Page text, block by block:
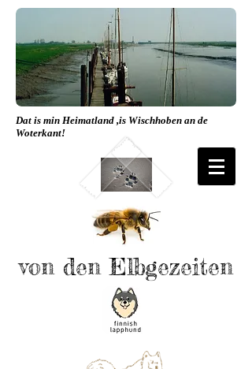
Dat is min Heimatland ,is Wischhoben an de
Woterkant!
von den Elbgezeiten